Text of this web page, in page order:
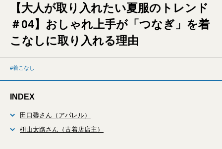
【大人が取り入れたい夏服のトレンド
＃04】おしゃれ上手が「つなぎ」を着
こなしに取り入れる理由
着こなし
INDEX
田口馨さん（アパレル）
枡山太路さん（古着店店主）